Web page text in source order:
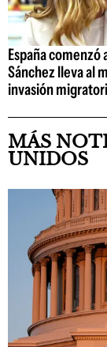
España
Sánchez lleva al
invasión
MÁS
UNIDOS